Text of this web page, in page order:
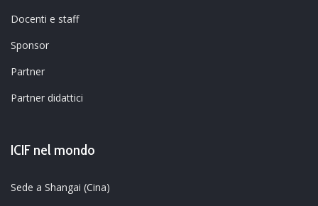
Docenti e staff
Sponsor
Partner
Partner didattici
ICIF nel mondo
Sede a Shangai (Cina)